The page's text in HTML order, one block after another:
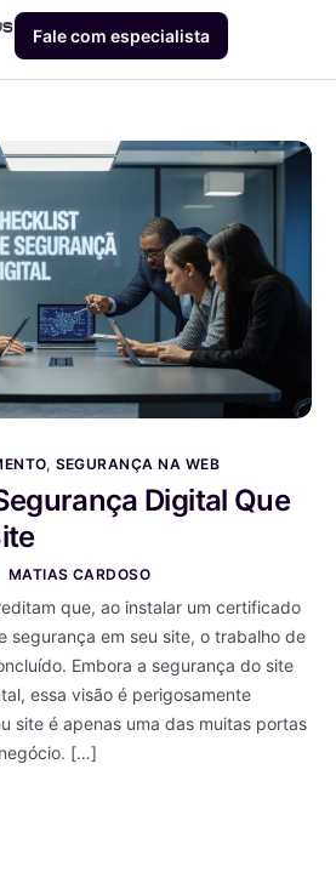
Fale com especialista
, SEGURANÇA NA WEB
Digital Que
MATIAS CARDOSO
que, ao instalar um certificado
segurança em seu site, o trabalho de
Embora a segurança do site
essa visão é perigosamente
site é apenas uma das muitas portas
[…]